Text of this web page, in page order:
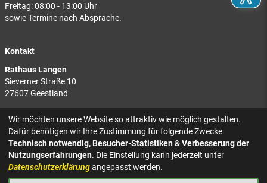
Freitag: 08:00 - 13:00 Uhr
sowie Termine nach Absprache.
Kontakt
Rathaus Langen
Sieverner Straße 10
27607 Geestland
Rathaus Bad Bederkesa
Am Markt 8
27624 Geestland
Tel.: 04743 937-2300
Wir möchten unsere Website so attraktiv wie möglich gestalten.
Dafür benötigen wir Ihre Zustimmung für folgende Zwecke:
Technisch notwendig, Besucher-Statistiken & Verbesserung der
Nutzungserfahrungen. Die Einstellung kann jederzeit unter
Datenschutzerklärungangepasst werden.